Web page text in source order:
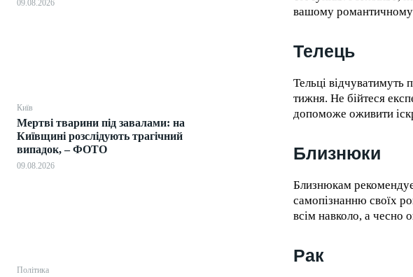
09.08.2026
Київ
Мертві тварини під завалами: на
Київщині розслідують трагічний
випадок, – ФОТО
09.08.2026
Політика
вашому романтичному
Телець
Тельці відчуватимуть
тижня. Не бійтеся
допоможе оживити
Близнюки
Близнюкам
самопізнанню своїх
всім навколо, а чесно
Рак